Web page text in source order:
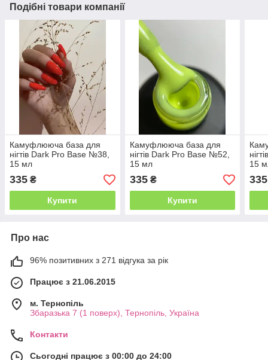
Подібні товари компанії
Камуфлююча база для
нігтів Dark Pro Base №38,
15 мл
335 ₴
Купити
Камуфлююча база для
нігтів Dark Pro Base №52,
15 мл
335₴
Купити
15
335
Про нас
96% позитивних з 271 відгука за рік
Працює з 21.06.2015
м. Тернопіль
Збаразька 7 (1 поверх), Тернопіль, Україна
Контакти
Сьогодні працює з 00:00 до 24:00